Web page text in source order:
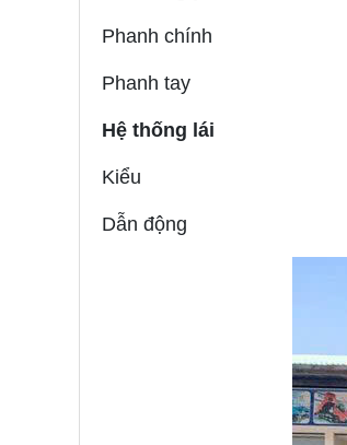
Phanh chính
Phanh tay
Hệ thống lái
Kiểu
Dẫn động